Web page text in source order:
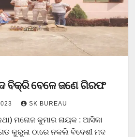
ବିକ୍ରି ବେଳେ ଜଣେ ଗିରଫ
SK BUREAU
ମନୋଜ କୁମାର ନାୟକ : ଆସିକା
କୁରୁଳା ଠାରେ ନକଲି ବିଦେଶୀ ମଦ